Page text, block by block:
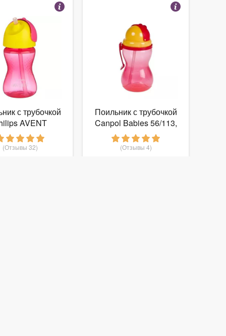
с трубочкой
AVENT
300 мл
(Отзывы 32)
Поильник с трубочкой
Canpol Babies 56/113,
370 мл
(Отзывы 4)